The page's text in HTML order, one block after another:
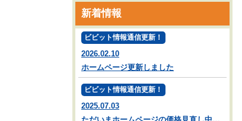
新着情報
ビビット情報通信更新！
2026.02.10
ホームページ更新しました
ビビット情報通信更新！
2025.07.03